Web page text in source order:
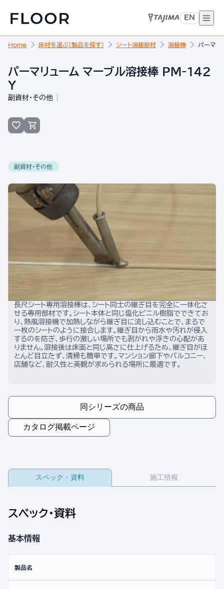
EN
Home 床材を選ぶ（製品を探す） シート溶接部材 溶接棒 パーマ
パーマリューム マーブル溶接棒 PM-142
Y
副資材・その他
副資材・その他
長尺シート専用溶接棒は、シート同士の継ぎ目を完全に一体化さ
せる専用部材です。シート本体と同じ塩化ビニル樹脂でできてお
り、熱風溶接機で加熱しながら継ぎ目に流し込むことで、まるで
一枚のシートのように接合します。継ぎ目から雨水や汚れが侵入
するのを防ぎ、歩行の激しい場所でも剥がれや浮きの心配があ
りません。溶接後は床面と同じ高さに仕上げるため、継ぎ目がほ
とんど目立たず、清掃も簡単です。マンション廊下やバルコニー、
店舗など、耐久性と美観が求められる場所に最適です。
同シリーズの商品
カタログ掲載ページ
スペック・資料 施工情報
スペック・資料
基本情報
製品名